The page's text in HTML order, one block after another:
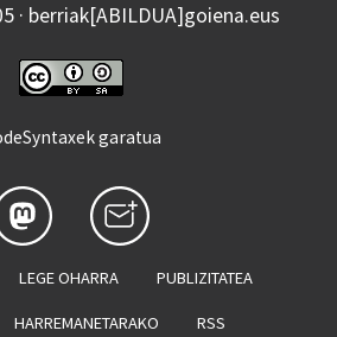
· berriak[ABILDUA]goiena.eus
garatua
LEGE OHARRA PUBLIZITATEA
HARREMANETARAKO RSS